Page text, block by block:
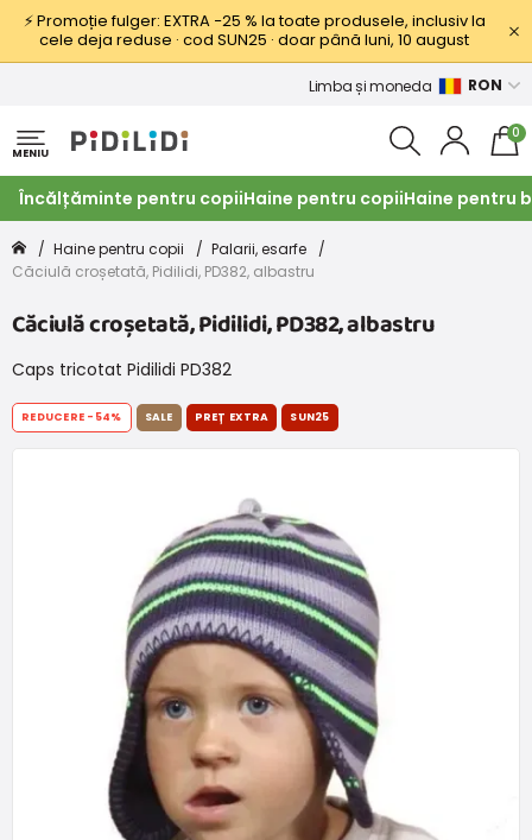
⚡ Promoție fulger: EXTRA −25 % la toate produsele, inclusiv la
cele deja reduse · cod SUN25 · doar până luni, 10 august
Limba și moneda RON
MENIU
0
Încălțăminte pentru copiiHaine pentru copiiHaine pentru
Haine pentru copii
Palarii, esarfe
Căciulă croșetată, Pidilidi, PD382, albastru
Căciulă croșetată, Pidilidi, PD382, albastru
Caps tricotat Pidilidi PD382
REDUCERE -54% SALE PREȚ EXTRA SUN25